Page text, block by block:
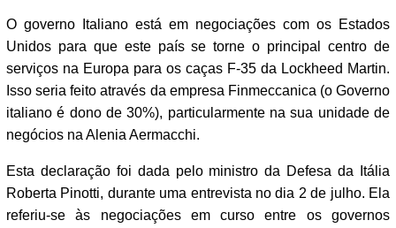
O governo Italiano está em negociações com os Estados
Unidos para que este país se torne o principal centro de
serviços na Europa para os caças F-35 da Lockheed Martin.
Isso seria feito através da empresa Finmeccanica (o Governo
italiano é dono de 30%), particularmente na sua unidade de
negócios na Alenia Aermacchi.
Esta declaração foi dada pelo ministro da Defesa da Itália
Roberta Pinotti, durante uma entrevista no dia 2 de julho. Ela
referiu-se às negociações em curso entre os governos